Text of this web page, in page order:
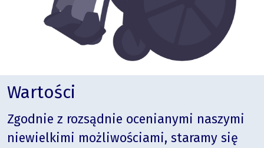
Wartości
Zgodnie z rozsądnie ocenianymi naszymi
niewielkimi możliwościami, staramy się